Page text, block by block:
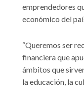
emprendedores
económico del
“Queremos ser
financiera que
ámbitos que
la educación, la